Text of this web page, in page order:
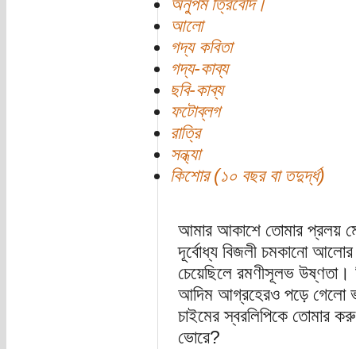
অনুপম ত্রিবেদি।
আলো
গদ্য কবিতা
গদ্য-কাব্য
ছবি-কাব্য
ফটোব্লগ
রাত্রি
সন্ধ্যা
কিশোর (১০ বছর বা তদুর্দ্ধ)
আমার আকাশে তোমার প্রলয়
দূর্বোধ্য বিজলী চমকানো আলোর
চেয়েছিলে রমণীসূলভ
আদিম আগ্রহেরও পড়ে গেলো
চাইমের স্বরলিপিকে তোমার
ভোরে?